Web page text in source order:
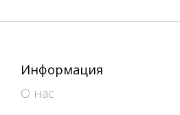
Информация
О нас